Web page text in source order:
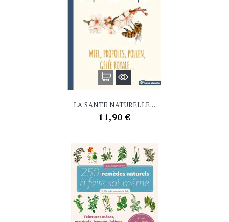
LA SANTE NATURELLE...
Prix
11,90 €